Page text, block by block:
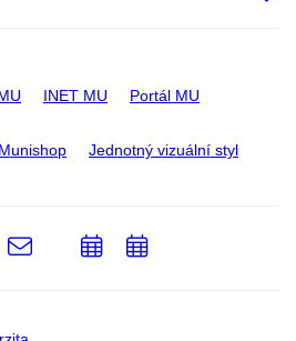
INET MU Portál MU
Munishop Jednotný vizuální styl
e-
PřidatPřidat